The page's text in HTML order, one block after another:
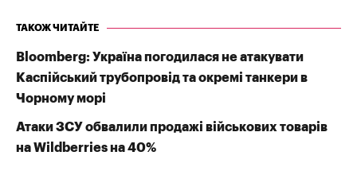
ТАКОЖ ЧИТАЙТЕ
Bloomberg: Україна погодилася не атакувати
Каспійський трубопровід та окремі танкери в
Чорному морі
Атаки ЗСУ обвалили продажі військових товарів
на Wildberries на 40%